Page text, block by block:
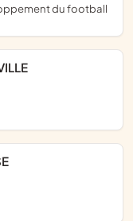
du football